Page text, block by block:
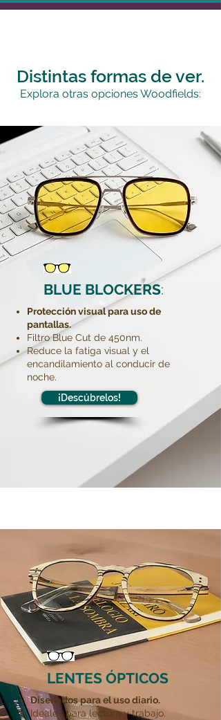
Distintas formas de ver.
Explora otras opciones Woodfields:
BLUE BLOCKERS:
Protección visual para uso de
pantallas.
Filtro Blue Cut de 450nm.
Reduce la fatiga visual y el
encandilamiento al conducir de
noche.
¡Descúbrelos!
Diseñados para el uso diario.
Ideales para lectura y trabajo.
LENTES ÓPTICOS